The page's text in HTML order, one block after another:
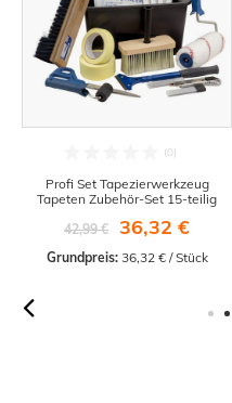
Profi Set Tapezierwerkzeug
Tapeten Zubehör-Set 15-teilig
42,99 €
36,32 €
Grundpreis: 36,32 € / Stück